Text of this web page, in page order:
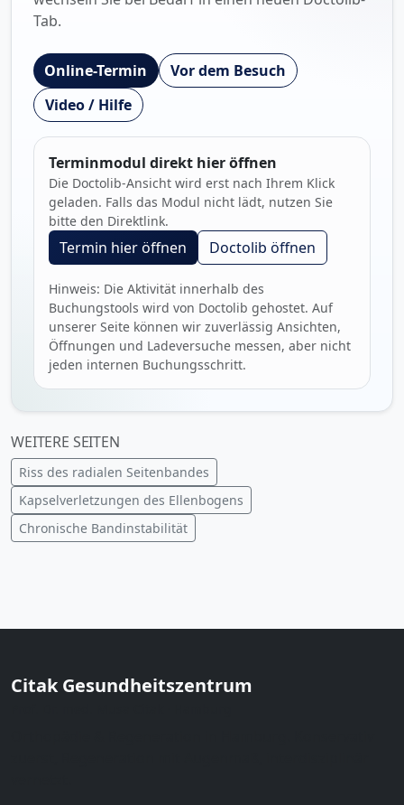
Tab.
Online-Termin
Vor dem Besuch
Video / Hilfe
Terminmodul direkt hier öffnen
Die Doctolib-Ansicht wird erst nach Ihrem Klick
geladen. Falls das Modul nicht lädt, nutzen Sie
bitte den Direktlink.
Termin hier öffnen Doctolib öffnen
Hinweis: Die Aktivität innerhalb des
Buchungstools wird von Doctolib gehostet. Auf
unserer Seite können wir zuverlässig Ansichten,
Öffnungen und Ladeversuche messen, aber nicht
jeden internen Buchungsschritt.
WEITERE SEITEN
Riss des radialen Seitenbandes
Kapselverletzungen des Ellenbogens
Chronische Bandinstabilität
Citak Gesundheitszentrum